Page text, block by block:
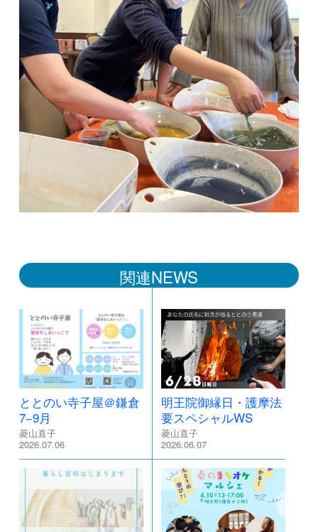
関連NEWS
ととのい寺子屋＠鎌倉
7−9月
菱山直子
2026.07.06
明王院御縁日・護摩法
要スペシャルWS
菱山直子
2026.06.07